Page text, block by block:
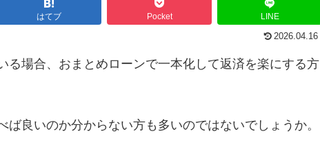
はてブ Pocket LINE
2026.04.16
る場合、おまとめローンで一本化して返済を楽にする方
良いのか分からない方も多いのではないでしょうか。